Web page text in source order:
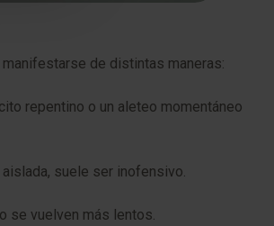
de distintas maneras:
repentino o un aleteo momentáneo
suele ser inofensivo.
se vuelven más lentos.